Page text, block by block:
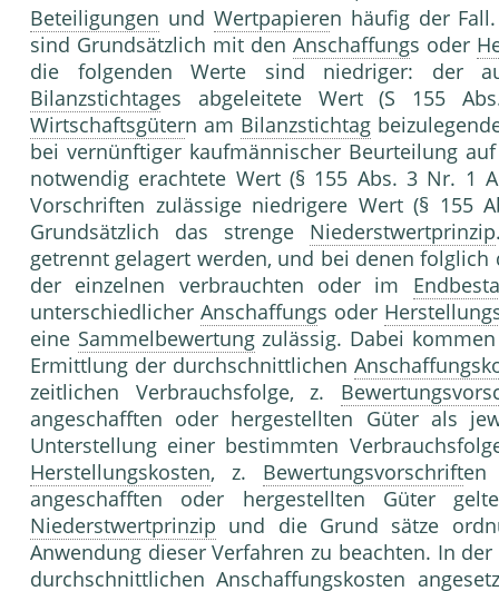
Beteiligungen und Wertpapieren häufig der
sind Grundsätzlich mit den Anschaffungs oder
die folgenden Werte sind niedriger: der
Bilanzstichtages abgeleitete Wert (S 155
Wirtschaftsgütern am Bilanzstichtag
bei vernünftiger kaufmännischer Beurteilung
notwendig erachtete Wert (§ 155 Abs. 3 Nr. 1
Vorschriften zulässige niedrigere Wert (§ 155
Grundsätzlich das strenge Niederstwertprinzip
getrennt gelagert werden, und bei denen
der einzelnen verbrauchten oder im
unterschiedlicherAnschaffungs oder
eine Sammelbewertungzulässig. Dabei
Ermittlung der durchschnittlichen
zeitlichen Verbrauchsfolge, z.
angeschafften oder hergestellten Güter als
Unterstellung einer bestimmten
Herstellungskosten, z. Bewertungsvorschriften
angeschafften oder hergestellten Güter
Niederstwertprinzip und die Grund sätze
Anwendung dieser Verfahren zu beachten. In der
durchschnittlichenAnschaffungskosten